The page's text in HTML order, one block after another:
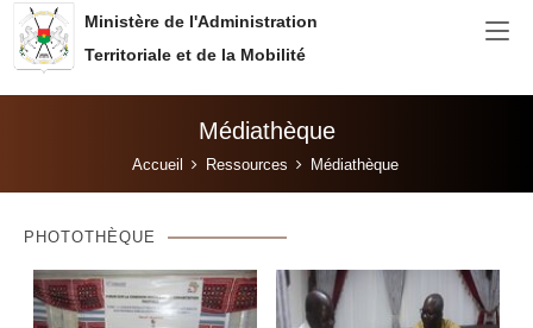
Aller au contenu principal
Ministère de l'Administration
Territoriale et de la Mobilité
Médiathèque
Accueil Ressources Médiathèque
PHOTOTHÈQUE